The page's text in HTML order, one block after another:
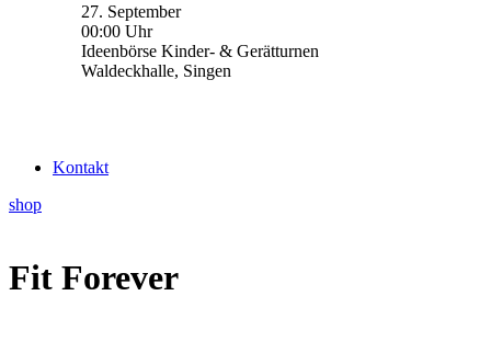
27. September
00:00 Uhr
Ideenbörse Kinder- & Gerätturnen
Waldeckhalle, Singen
Kontakt
shop
Fit Forever